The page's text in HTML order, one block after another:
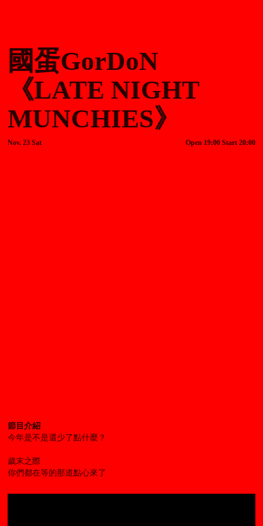
國蛋GorDoN
《LATE NIGHT
MUNCHIES》
Nov. 23 Sat Open 19:00 Start 20:00
節目介紹
今年是不是還少了點什麼？
歲末之際
你們都在等的那道點心來了